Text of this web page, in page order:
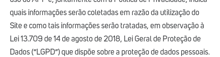
quais informações serão coletadas em razão da utilização do
Site e como tais informações serão tratadas, em observação à
Lei 13.709 de 14 de agosto de 2018, Lei Geral de Proteção de
Dados (“LGPD”) que dispõe sobre a proteção de dados pessoais.